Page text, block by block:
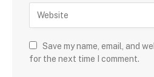
Save my name, email, and
for the next time I comment.